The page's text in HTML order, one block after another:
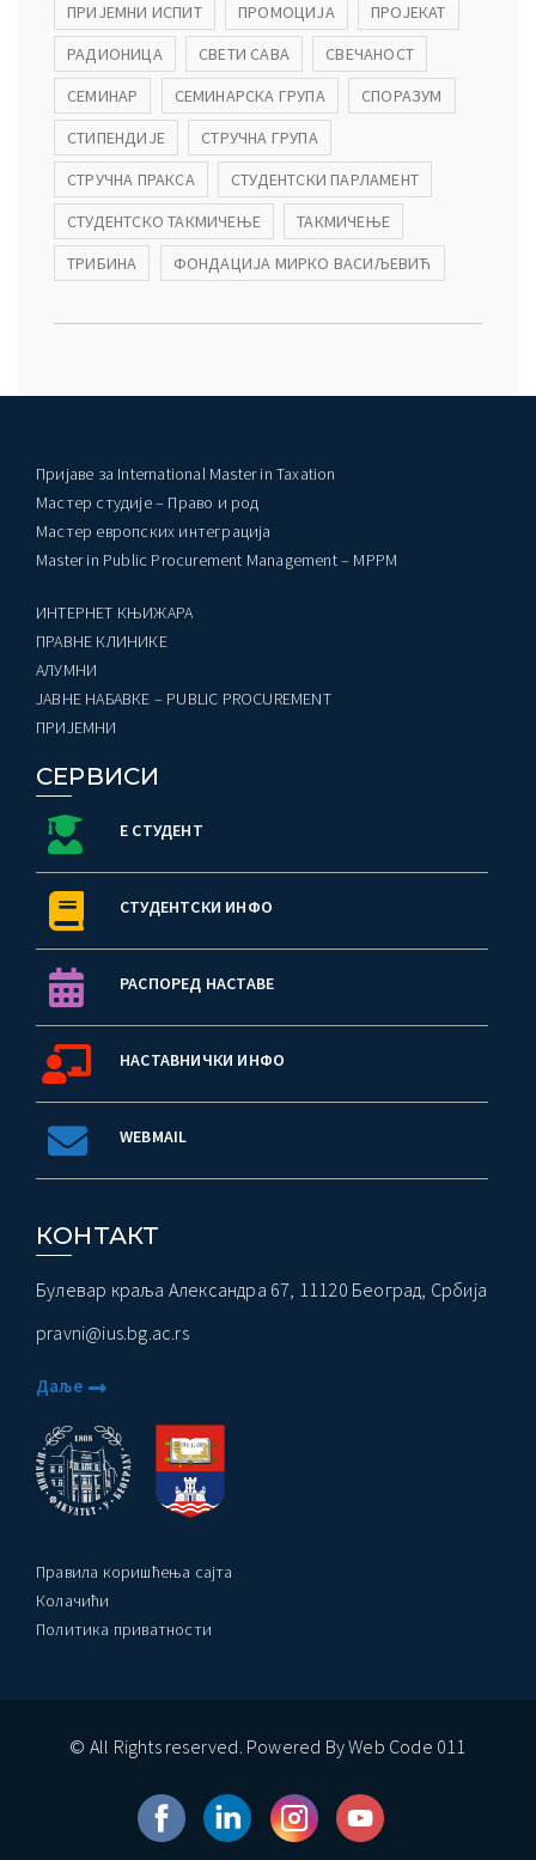
ПРИЈЕМНИ ИСПИТ
ПРОМОЦИЈА
ПРОЈЕКАТ
РАДИОНИЦА
СВЕТИ САВА
СВЕЧАНОСТ
СЕМИНАР
СЕМИНАРСКА ГРУПА
СПОРАЗУМ
СТИПЕНДИЈЕ
СТРУЧНА ГРУПА
СТРУЧНА ПРАКСА
СТУДЕНТСКИ ПАРЛАМЕНТ
СТУДЕНТСКО ТАКМИЧЕЊЕ
ТАКМИЧЕЊЕ
ТРИБИНА
ФОНДАЦИЈА МИРКО ВАСИЉЕВИЋ
Пријаве за International Master in Taxation
Мастер студије – Право и род
Мастер европских интеграција
Master in Public Procurement Management – MPPM
ИНТЕРНЕТ КЊИЖАРА
ПРАВНЕ КЛИНИКЕ
AЛУМНИ
ЈАВНЕ НАБАВКЕ – PUBLIC PROCUREMENT
ПРИЈЕМНИ
СЕРВИСИ
Е СТУДЕНТ
СТУДЕНТСКИ ИНФО
РАСПОРЕД НАСТАВЕ
НАСТАВНИЧКИ ИНФО
WEBMAIL
КОНТАКТ
Булевар краља Александра 67, 11120 Београд, Србија
pravni@ius.bg.ac.rs
Даље
Правила коришћења сајта
Колачићи
Политика приватности
© All Rights reserved. Powered By Web Code 011